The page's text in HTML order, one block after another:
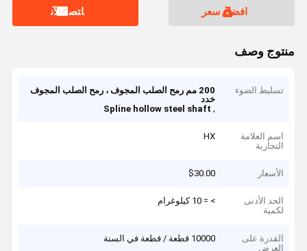
افضل سعر ﺎﺘﺼﻟ ﺍﻶﻧ
منتوج وصف
تسليط الضوء
200 مم رمح الصلب المجوف ، رمح الصلب المجوف
خدد
,
Spline hollow steel shaft
اسم العلامة
التجارية
HX
الأسعار $30.00
الحد الأدنى
لكمية
> = 10 كيلوغرام
القدرة على
العرض
10000 قطعة / قطعة في السنة